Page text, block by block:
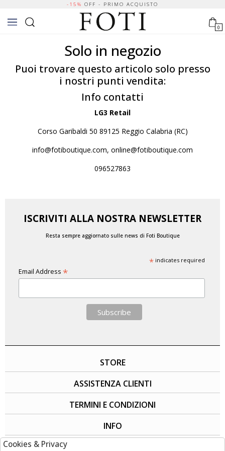
-15% OFF - PRIMO ACQUISTO
0
Solo in negozio
Puoi trovare questo articolo solo presso
i nostri punti vendita:
Info contatti
LG3 Retail
Corso Garibaldi 50 89125 Reggio Calabria (RC)
info@fotiboutique.com, online@fotiboutique.com
096527863
ISCRIVITI ALLA NOSTRA NEWSLETTER
Resta sempre aggiornato sulle news di Foti Boutique
*indicates required
Email Address *
STORE
ASSISTENZA CLIENTI
TERMINI E CONDIZIONI
INFO
Cookies & Privacy